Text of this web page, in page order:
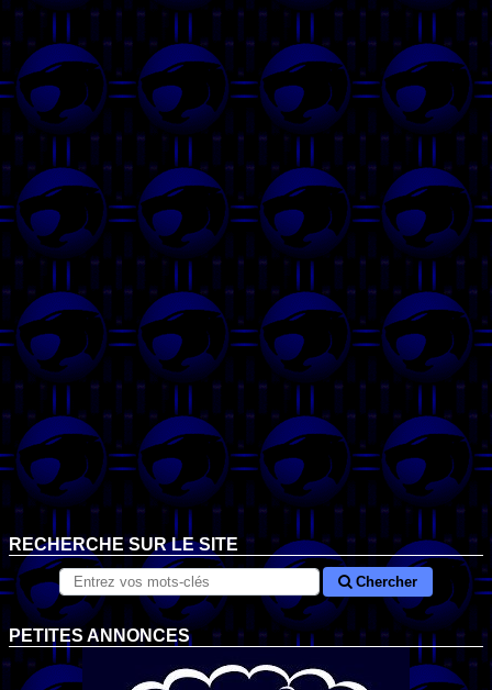
RECHERCHE SUR LE SITE
Chercher
PETITES ANNONCES